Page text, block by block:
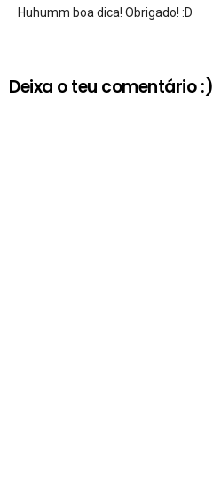
Huhumm boa dica! Obrigado! :D
Deixa o teu comentário :)